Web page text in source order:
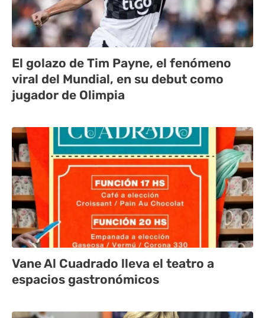
El golazo de Tim Payne, el fenómeno
viral del Mundial, en su debut como
jugador de Olimpia
Vane Al Cuadrado lleva el teatro a
espacios gastronómicos